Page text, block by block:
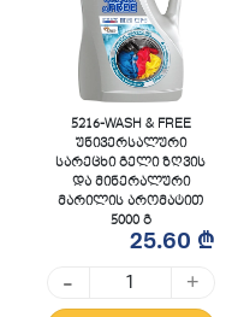
5216-WASH & FREE
უნივერსალური
სარეცხი გელი ზღვის
და მინერალური
მარილის არომატით
5000 გ
25.60 ₾
- +